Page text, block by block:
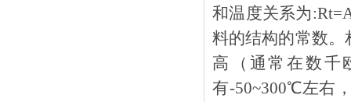
和温度关系为
料的结构的常数
高（通常在数千欧
有-50~300℃左右